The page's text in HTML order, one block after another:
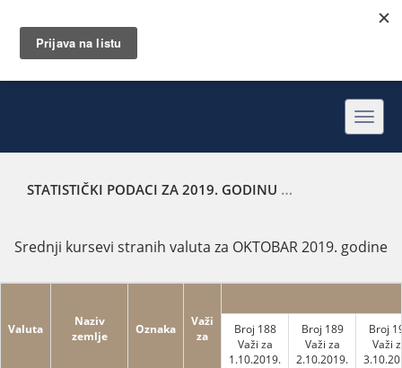
STATISTIČKI PODACI ZA 2019. GODINU
Srednji kursevi stranih valuta za OKTOBAR 2019. godine
Valuta
Naziv
zemlje
Oznaka
Važi
za
Broj 188
Važi za
1.10.2019.
Broj 189
Važi za
2.10.2019.
Broj
Važi